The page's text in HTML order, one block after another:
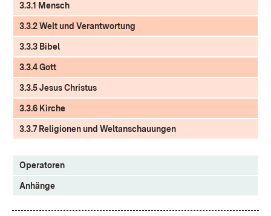
3.3.1 Mensch
3.3.2 Welt und Verantwortung
3.3.3 Bibel
3.3.4 Gott
3.3.5 Jesus Christus
3.3.6 Kirche
3.3.7 Religionen und Weltanschauungen
Operatoren
Anhänge